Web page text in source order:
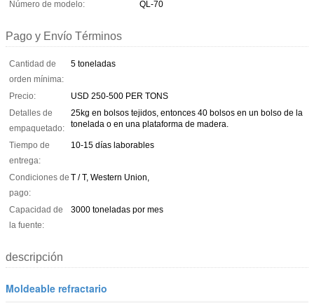
Número de modelo:
QL-70
Pago y Envío Términos
Cantidad de
orden mínima:
5 toneladas
Precio:
USD 250-500 PER TONS
Detalles de
empaquetado:
25kg en bolsos tejidos, entonces 40 bolsos en un bolso de la
tonelada o en una plataforma de madera.
Tiempo de
entrega:
10-15 días laborables
Condiciones de
pago:
T / T, Western Union,
Capacidad de
la fuente:
3000 toneladas por mes
descripción
Moldeable refractario